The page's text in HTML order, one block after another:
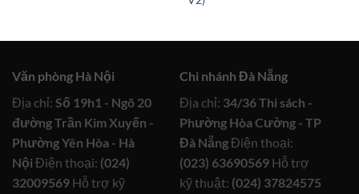
Văn phòng Hà Nội
Địa chỉ: Số 19h1 - Ngõ 20
đường Trần Kim Xuyến -
Phường Yên Hòa - Hà
Nội Điện thoại: (024)
32009569 Hỗ trợ kỹ
Chi nhánh Đà Nẵng
Địa chỉ: 34/36 Thi sách -
Phường Hòa Cường - TP
Đà NẵngĐiện thoại:
(023) 63690569 Hỗ trợ
kỹ thuật: (024) 37824575